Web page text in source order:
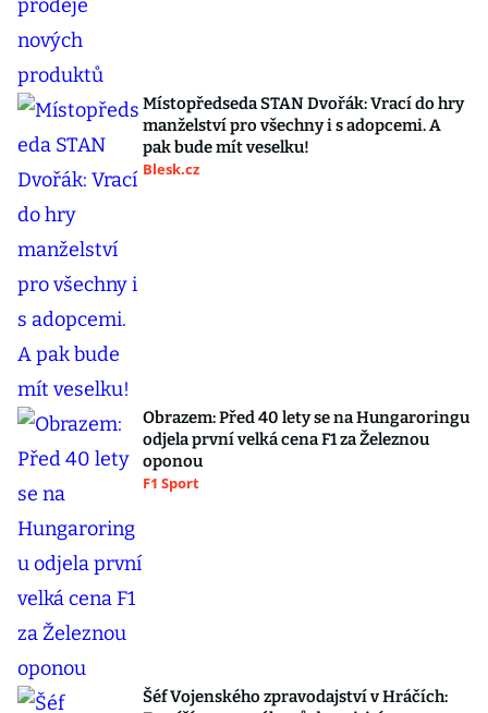
Místopředseda STAN Dvořák: Vrací do hry
manželství pro všechny i s adopcemi. A
pak bude mít veselku!
Blesk.cz
Obrazem: Před 40 lety se na Hungaroringu
odjela první velká cena F1 za Železnou
oponou
F1 Sport
Šéf Vojenského zpravodajství v Hráčích: